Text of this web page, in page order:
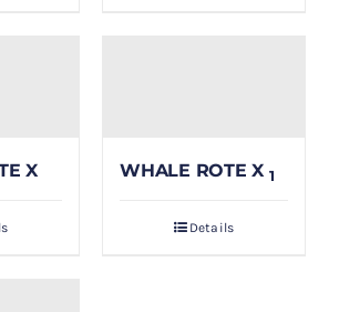
X WHALE ROTE X 1
Details